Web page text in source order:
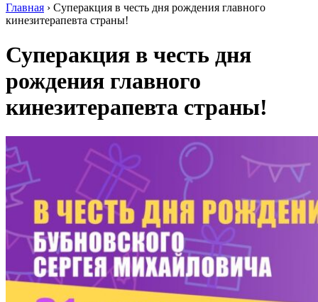
Главная › Суперакция в честь дня рождения главного
кинезитерапевта страны!
Суперакция в честь дня
рождения главного
кинезитерапевта страны!